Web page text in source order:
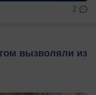
2
вызволяли из